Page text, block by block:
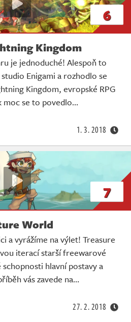
6
Kingdom
je jednoduché! Alespoň to
Enigami a rozhodlo se
Kingdom, evropské RPG
moc se to povedlo…
1. 3. 2018
7
World
a vyrážíme na výlet! Treasure
iterací starší freewarové
hlavní postavy a
vás zavede na…
27. 2. 2018